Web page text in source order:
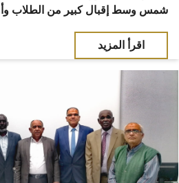
شمس وسط إقبال كبير من الطلاب
اقرأ المزيد